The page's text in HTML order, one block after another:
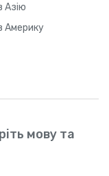
Азію
Америку
мову та